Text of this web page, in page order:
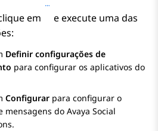
em
e execute uma das
Definir configurações de
para configurar os aplicativos do
Configurar para configurar o
mensagens do Avaya Social
.